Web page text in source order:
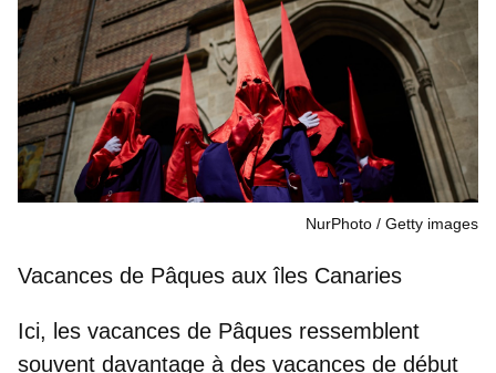
NurPhoto Getty images
Vacances de Pâques aux îles Canaries
Ici, les vacances de Pâques ressemblent
souvent davantage à des vacances de début